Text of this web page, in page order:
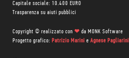
Capitale sociale: 10.400 EURO
Trasparenza su aiuti pubblici
Copyright © realizzato con ❤ da MONK Software
Progetto grafico: Patrizio Marini e Agnese Pagliarini